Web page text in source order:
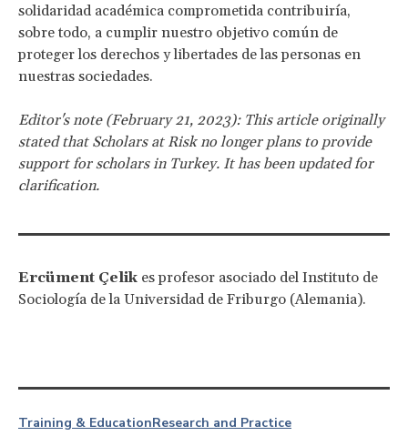
solidaridad académica comprometida contribuiría,
sobre todo, a cumplir nuestro objetivo común de
proteger los derechos y libertades de las personas en
nuestras sociedades.
Editor's note (February 21, 2023): This article originally
stated that Scholars at Risk no longer plans to provide
support for scholars in Turkey. It has been updated for
clarification.
Ercüment Çelik es profesor asociado del Instituto de
Sociología de la Universidad de Friburgo (Alemania).
Training & EducationResearch and Practice